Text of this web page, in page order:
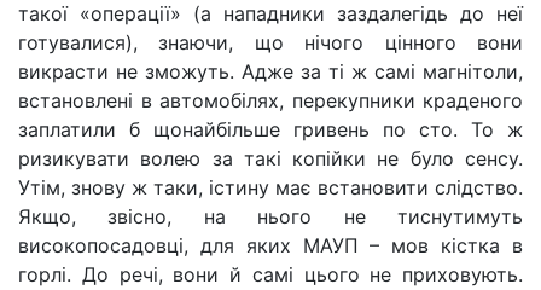
такої «операції» (а нападники заздалегідь до неї
готувалися), знаючи, що нічого цінного вони
викрасти не зможуть. Адже за ті ж самі магнітоли,
встановлені в автомобілях, перекупники краденого
заплатили б щонайбільше гривень по сто. То ж
ризикувати волею за такі копійки не було сенсу.
Утім, знову ж таки, істину має встановити слідство.
Якщо, звісно, на нього не тиснутимуть
високопосадовці, для яких МАУП – мов кістка в
горлі. До речі, вони й самі цього не приховують.